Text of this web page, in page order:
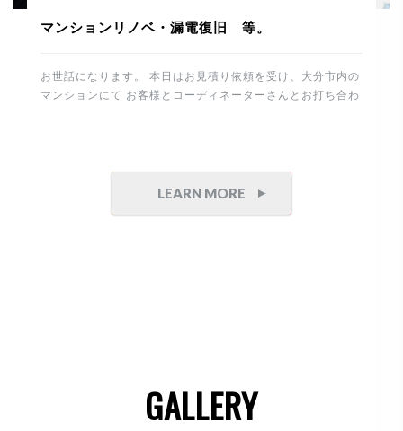
マンションリノベ・漏電復旧 等。
お世話になります。 本日はお見積り依頼を受け、大分市内の
マンションにて お客様とコーディネーターさんとお打ち合わ
で職人さんも専属の方に依頼しております。 重厚感のある石
目とコンクリート調の仕上げ。 完成が楽しみです。 これか
LEARN MORE
GALLERY